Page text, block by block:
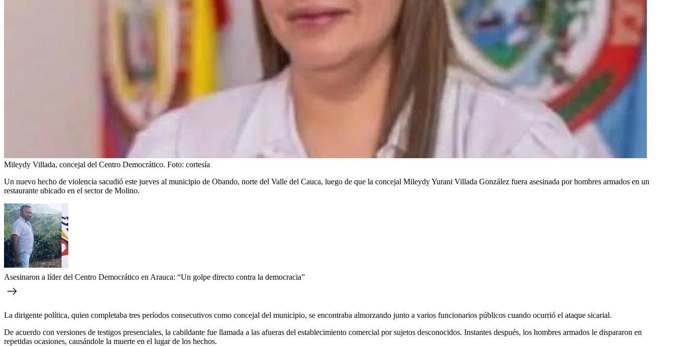
Mileydy Villada, concejal del Centro Democrático. Foto: cortesía
Un nuevo hecho de violencia sacudió este jueves al municipio de Obando, norte del Valle del Cauca, luego de que la concejal Mileydy Yurani Villada González fuera asesinada por hombres armados en un
restaurante ubicado en el sector de Molino.
Asesinaron a líder del Centro Democrático en Arauca: “Un golpe directo contra la democracia”
La dirigente política, quien completaba tres períodos consecutivos como concejal del municipio, se encontraba almorzando junto a varios funcionarios públicos cuando ocurrió el ataque sicarial.
De acuerdo con versiones de testigos presenciales, la cabildante fue llamada a las afueras del establecimiento comercial por sujetos desconocidos. Instantes después, los hombres armados le dispararon en
repetidas ocasiones, causándole la muerte en el lugar de los hechos.